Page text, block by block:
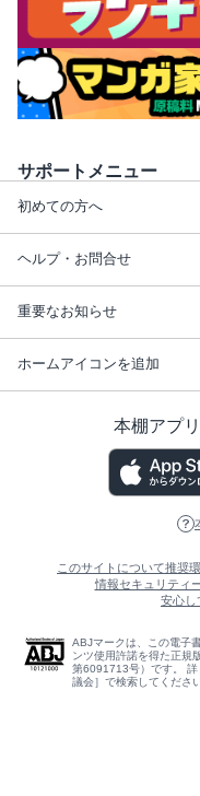
サポートメニュー
初めての方へ
ヘルプ・お問合せ
重要なお知らせ
ホームアイコンを追加
本棚アプ
このサイトについて推奨
情報セキュリティ
安心し
ABJマークは、この電子
ンツ使用許諾を得た正規
第6091713号）です。 詳
議会］で検索してください